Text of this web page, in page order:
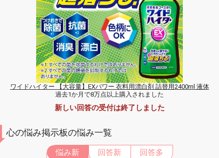
ワイドハイター 【大容量】EXパワー 衣料用漂白剤 詰替用2400ml 液体
過去1か月で8万点以上購入されました
新しい回答の受付は終了しました
心の悩み掲示板の悩み一覧
悩み新 回答新 回答多